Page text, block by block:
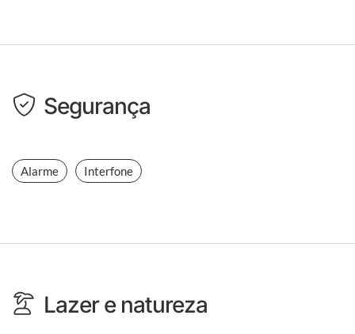
Segurança
Alarme Interfone
Lazer e natureza